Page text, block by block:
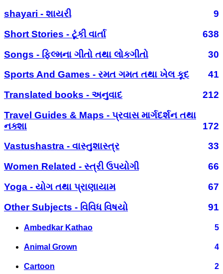
shayari - શાયરી
9
Short Stories - ટૂંકી વાર્તા
638
Songs - ફિલ્મના ગીતો તથા લોકગીતો
30
Sports And Games - રમત ગમત તથા ખેલ કૂદ
41
Translated books - અનુવાદ
212
Travel Guides & Maps - પ્રવાસ માર્ગદર્શન તથા
નક્શા
172
Vastushastra - વાસ્તુશાસ્ત્ર
33
Women Related - સ્ત્રી ઉપયોગી
66
Yoga - યોગ તથા પ્રાણાયામ
67
Other Subjects - વિવિધ વિષયો
91
Ambedkar Kathao 5
Animal Grown 4
Cartoon 2